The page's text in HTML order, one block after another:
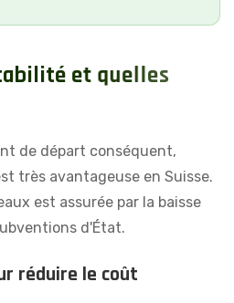
abilité et quelles
de départ conséquent,
très avantageuse en Suisse.
est assurée par la baisse
d'État.
réduire le coût